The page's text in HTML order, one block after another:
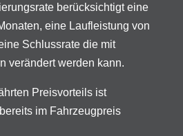
berücksichtigt eine
eine Laufleistung von
Schlussrate die mit
verändert werden kann.
Preisvorteils ist
im Fahrzeugpreis